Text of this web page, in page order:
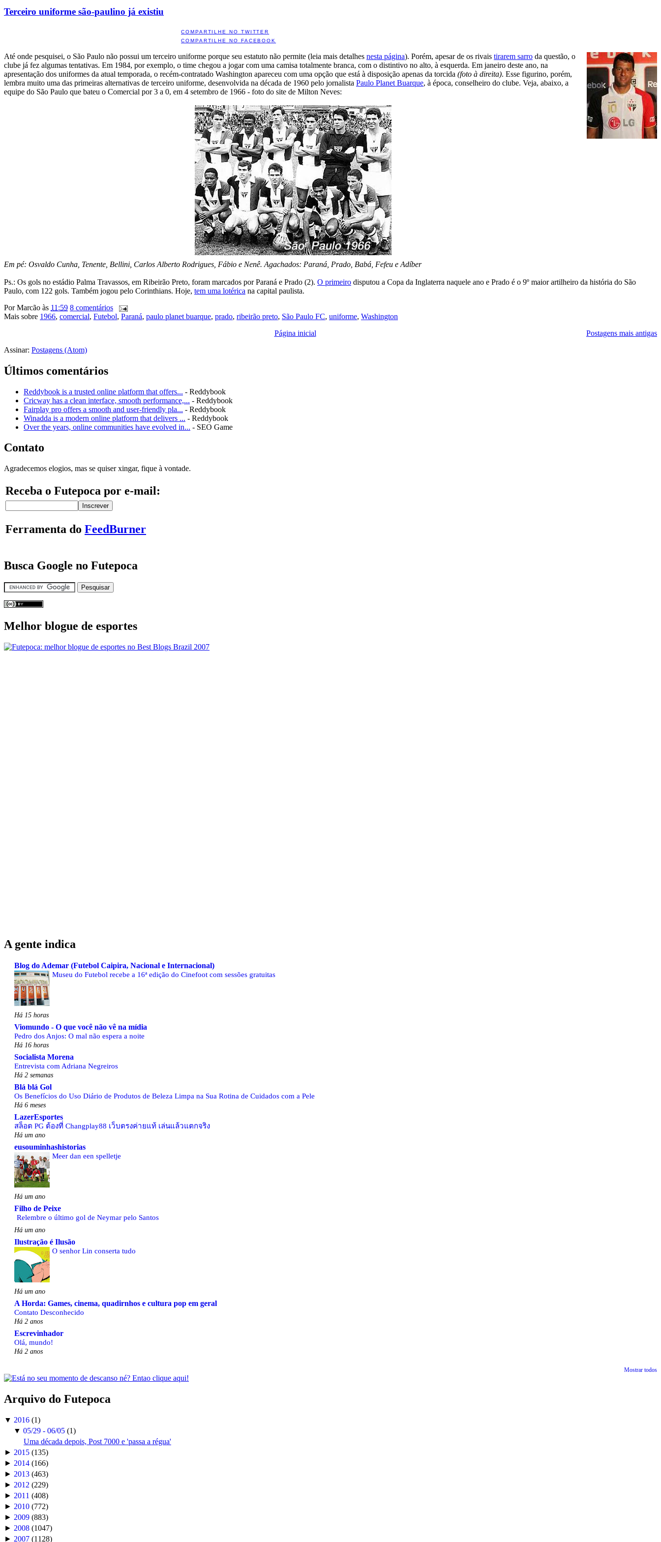
Terceiro uniforme são-paulino já existiu
COMPARTILHE NO TWITTER
COMPARTILHE NO FACEBOOK
Até onde pesquisei, o São Paulo não possui um terceiro uniforme porque seu estatuto não permite (leia mais detalhes nesta página). Porém, apesar de os rivais tirarem sarro da questão, o
clube já fez algumas tentativas. Em 1984, por exemplo, o time chegou a jogar com uma camisa totalmente branca, com o distintivo no alto, à esquerda. Em janeiro deste ano, na
apresentação dos uniformes da atual temporada, o recém-contratado Washington apareceu com uma opção que está à disposição apenas da torcida (foto à direita). Esse figurino, porém,
lembra muito uma das primeiras alternativas de terceiro uniforme, desenvolvida na década de 1960 pelo jornalista Paulo Planet Buarque, à época, conselheiro do clube. Veja, abaixo, a
equipe do São Paulo que bateu o Comercial por 3 a 0, em 4 setembro de 1966 - foto do site de Milton Neves:
Em pé: Osvaldo Cunha, Tenente, Bellini, Carlos Alberto Rodrigues, Fábio e Nenê. Agachados: Paraná, Prado, Babá, Fefeu e Adíber
Ps.: Os gols no estádio Palma Travassos, em Ribeirão Preto, foram marcados por Paraná e Prado (2). O primeiro disputou a Copa da Inglaterra naquele ano e Prado é o 9º maior artilheiro da história do São
Paulo, com 122 gols. Também jogou pelo Corinthians. Hoje, tem uma lotérica na capital paulista.
PorMarcão às 11:59 8 comentários
Mais sobre 1966, comercial, Futebol, Paraná, paulo planet buarque, prado, ribeirão preto, São Paulo FC, uniforme, Washington
Postagens mais antigas
Página inicial
Assinar: Postagens (Atom)
Últimos comentários
Reddybook is a trusted online platform that offers... - Reddybook
Cricway has a clean interface, smooth performance,... - Reddybook
Fairplay pro offers a smooth and user-friendly pla... - Reddybook
Winadda is a modern online platform that delivers ... - Reddybook
Over the years, online communities have evolved in... - SEO Game
Contato
Agradecemos elogios, mas se quiser xingar, fique à vontade.
Receba o Futepoca por e-mail:
Ferramenta do FeedBurner
Busca Google no Futepoca
Melhor blogue de esportes
A gente indica
Blog do Ademar (Futebol Caipira, Nacional e Internacional)
Museu do Futebol recebe a 16ª edição do Cinefoot com sessões gratuitas
Há 15 horas
Viomundo - O que você não vê na mídia
Pedro dos Anjos: O mal não espera a noite
Há 16 horas
Socialista Morena
Entrevista com Adriana Negreiros
Há 2 semanas
Blá blá Gol
Os Benefícios do Uso Diário de Produtos de Beleza Limpa na Sua Rotina de Cuidados com a Pele
Há 6 meses
LazerEsportes
สล็อต PG ต้องที่ Changplay88 เว็บตรงค่ายแท้ เล่นแล้วแตกจริง
Há um ano
eusouminhashistorias
Meer dan een spelletje
Há um ano
Filho de Peixe
Relembre o último gol de Neymar pelo Santos
Há um ano
Ilustração é Ilusão
O senhor Lin conserta tudo
Há um ano
A Horda: Games, cinema, quadirnhos e cultura pop em geral
Contato Desconhecido
Há 2 anos
Escrevinhador
Olá, mundo!
Há 2 anos
Mostrar todos
Arquivo do Futepoca
▼ 2016 (1)
▼05/29 - 06/05 (1)
Uma década depois, Post 7000 e 'passa a régua'
► 2015 (135)
► 2014 (166)
► 2013 (463)
► 2012 (229)
► 2011 (408)
► 2010 (772)
► 2009 (883)
► 2008 (1047)
► 2007 (1128)